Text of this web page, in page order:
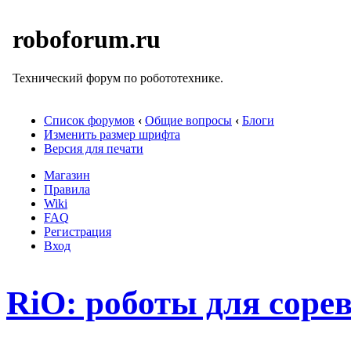
roboforum.ru
Технический форум по робототехнике.
Список форумов ‹ Общие вопросы ‹ Блоги
Изменить размер шрифта
Версия для печати
Магазин
Правила
Wiki
FAQ
Регистрация
Вход
RiO: роботы для